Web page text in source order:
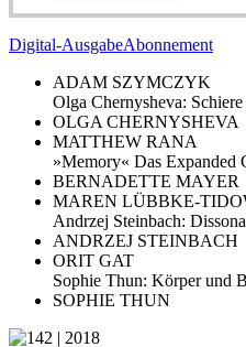
Digital-AusgabeAbonnement
ADAM SZYMCZYK
Olga Chernysheva: Schiere
OLGA CHERNYSHEVA
MATTHEW RANA
»Memory« Das Expanded
BERNADETTE MAYER
MAREN LÜBBKE-
Andrzej Steinbach:
ANDRZEJ STEINBACH
ORIT GAT
Sophie Thun: Körper und
SOPHIE THUN